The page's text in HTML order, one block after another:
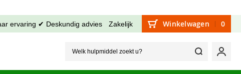
ervaring ✔ Deskundig advies Zakelijk Winkelwagen 0
Welk
Mijn